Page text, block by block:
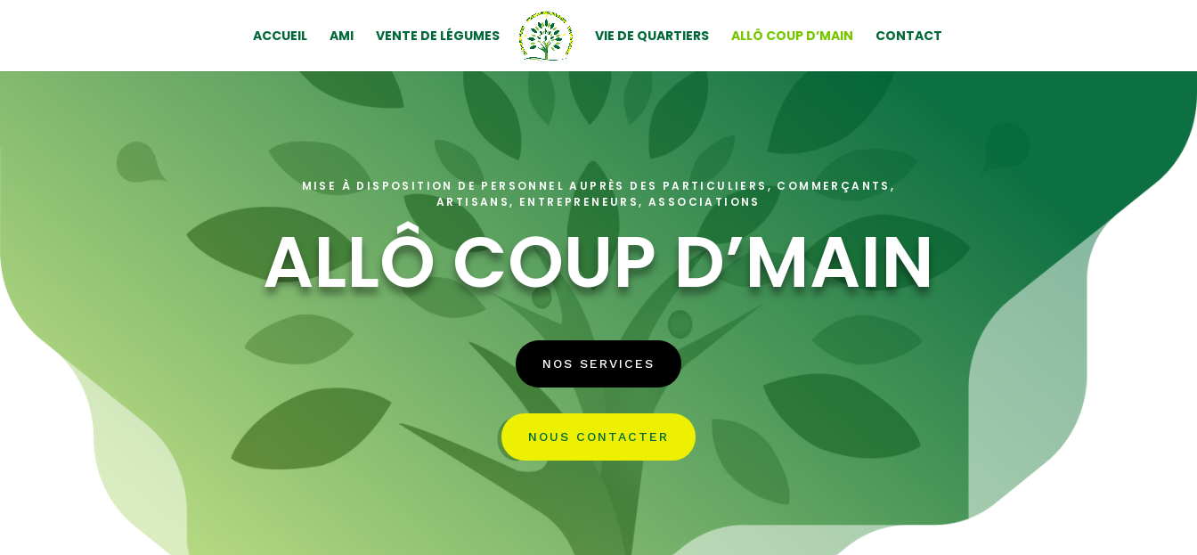
ACCUEIL AMI VENTE DE LÉGUMES VIE DE QUARTIERS ALLÔ COUP D’MAIN CONTACT
MISE À DISPOSITION DE PERSONNEL AUPRÈS DES PARTICULIERS, COMMERÇANTS,
ARTISANS, ENTREPRENEURS, ASSOCIATIONS
ALLÔ COUP D’MAIN
NOS SERVICES
NOUS CONTACTER